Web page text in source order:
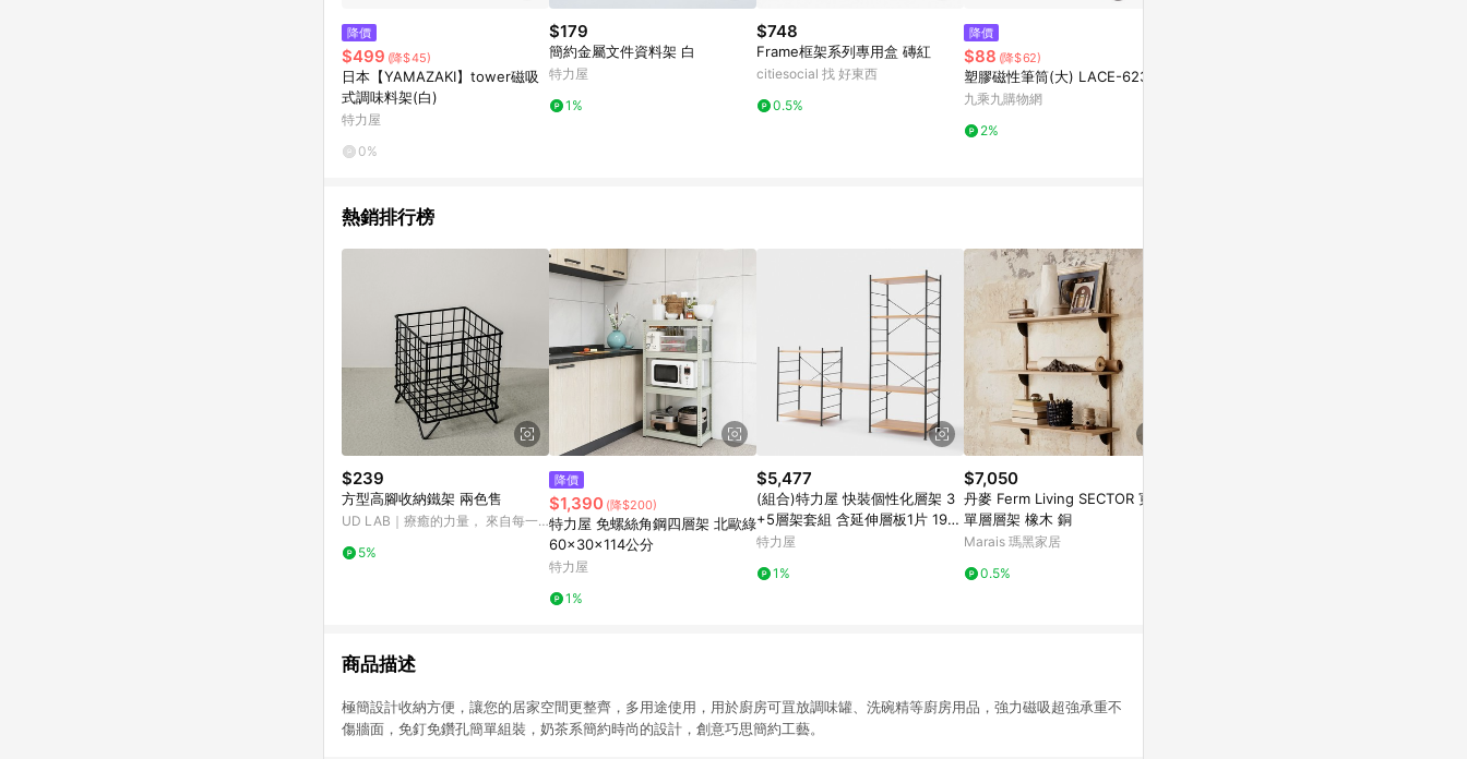
降價
$499 (降$45)
日本【YAMAZAKI】tower磁吸
式調味料架(白)
特力屋
0%
$179
簡約金屬文件資料架 白
特力屋
1%
$748
Frame框架系列專用盒 磚紅
citiesocial 找 好東西
0.5%
降價
$88 (降$62)
塑膠磁性筆筒(大) LACE-62301
九乘九購物網
2%
熱銷排行榜
$239
方型高腳收納鐵架 兩色售
UD LAB｜療癒的力量， 來自每一
5%
降價
$1,390 (降$200)
特力屋 免螺絲角鋼四層架 北歐綠
60x30x114公分
特力屋
1%
$5,477
(組合)特力屋 快裝個性化層架 3
+5層架套組 含延伸層板1片 191x
44.5x163cm 書架 收納架 置物
特力屋
1%
$7,050
丹麥 Ferm Living SECTOR 寬版
單層層架 橡木 銅
Marais 瑪黑家居
0.5%
商品描述
極簡設計收納方便，讓您的居家空間更整齊，多用途使用，用於廚房可罝放調味罐、洗碗精等廚房用品，強力磁吸超強承重不
傷牆面，免釘免鑽孔簡單組裝，奶茶系簡約時尚的設計，創意巧思簡約工藝。